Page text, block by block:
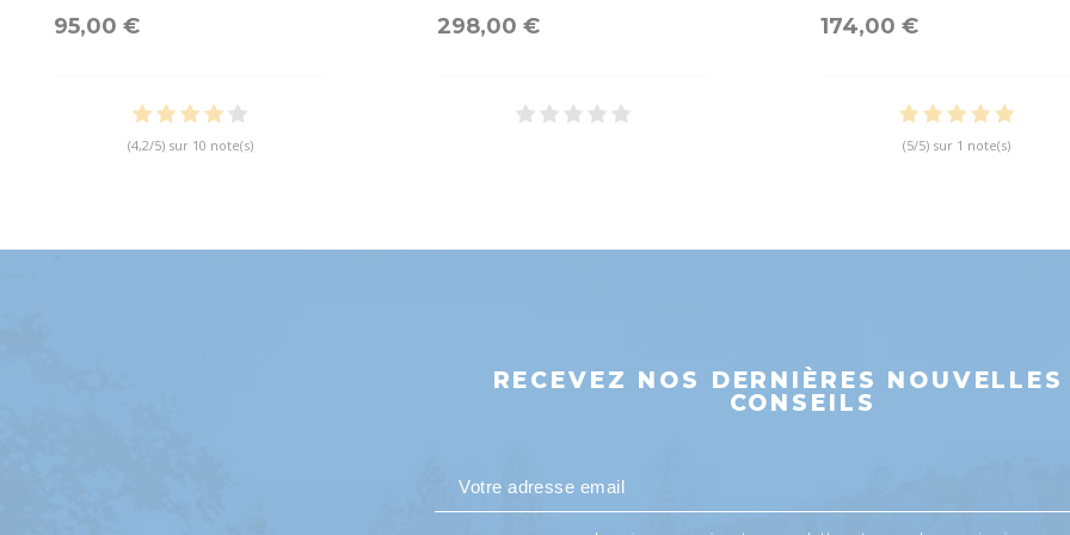
95,00 €
(4,2/5) sur 10 note(s)
298,00 € 174,00 €
(5/5) sur 1 note(s)
RECEVEZ NOS DERNIÈRES
CONSEILS